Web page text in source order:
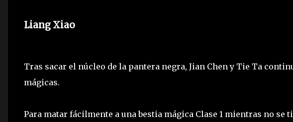
Liang Xiao
Tras sacar el núcleo de la pantera negra, Jian Chen y Tie Ta
mágicas.
Para matar fácilmente a una bestia mágica Clase 1 mientras no se